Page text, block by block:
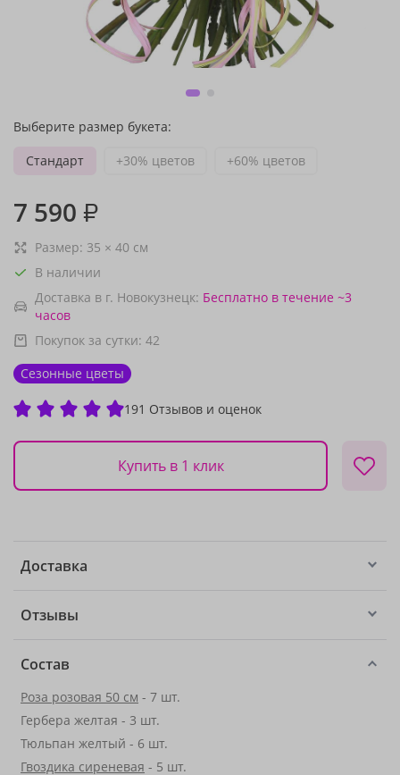
Выберите размер букета:
Стандарт
+30% цветов +60% цветов
7 590 ₽
Размер: 35 × 40 см
В наличии
Доставка в г. Новокузнецк: Бесплатно в течение ~3
часов
Покупок за сутки: 42
Сезонные цветы
191 Отзывов и оценок
Купить в 1 клик
Доставка
Отзывы
Состав
Роза розовая 50 см - 7 шт.
Гербера желтая - 3 шт.
Тюльпан желтый - 6 шт.
Гвоздика сиреневая - 5 шт.